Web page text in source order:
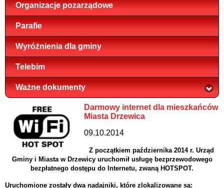
Organizacje pozarządowe
Parafie
Wyróżnienia dla gminy
Telebim
Ważne dokumenty
Darmowy internet dla mieszkańców
Miasta Drzewica
09.10.2014
Z początkiem października 2014 r. Urząd
Gminy i Miasta w Drzewicy uruchomił usługę bezprzewodowego
bezpłatnego dostępu do Internetu, zwaną HOTSPOT.
Uruchomione zostały dwa nadajniki, które zlokalizowane są: